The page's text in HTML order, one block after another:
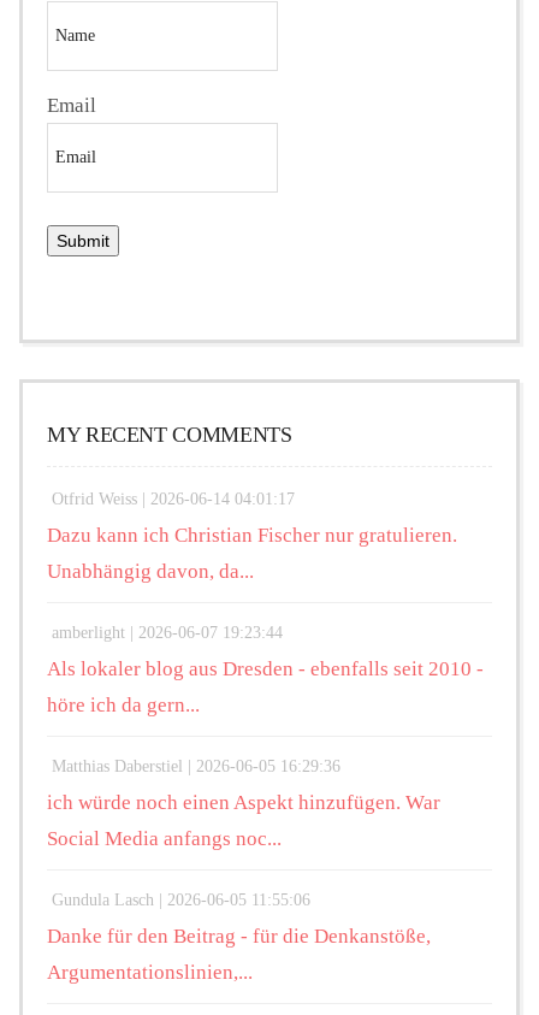
Email
MY RECENT COMMENTS
Otfrid Weiss | 2026-06-14 04:01:17
Dazu kann ich Christian Fischer nur gratulieren.
Unabhängig davon, da...
amberlight | 2026-06-07 19:23:44
Als lokaler blog aus Dresden - ebenfalls seit 2010 -
höre ich da gern...
Matthias Daberstiel | 2026-06-05 16:29:36
ich würde noch einen Aspekt hinzufügen. War
Social Media anfangs noc...
Gundula Lasch | 2026-06-05 11:55:06
Danke für den Beitrag - für die Denkanstöße,
Argumentationslinien,...